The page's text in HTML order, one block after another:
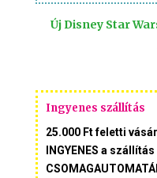
Új Disney Star
Ingyenes szállítás
25.000 Ft feletti
INGYENES a